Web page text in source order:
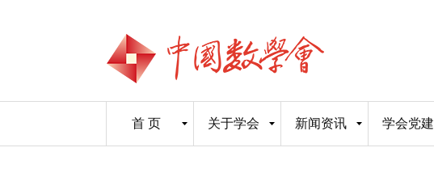
首 页 关于学会 新闻资讯 学会党建